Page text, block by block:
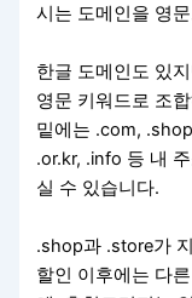
시는 도메인을 영
한글 도메인도 있
영문 키워드로 조
밑에는 .com,
.or.kr, .info 등 내
실 수 있습니다.
.shop과 .store가
할인 이후에는 다